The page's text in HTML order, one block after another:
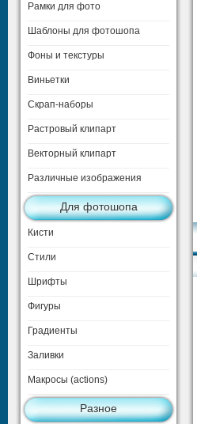
Рамки для фото
Шаблоны для фотошопа
Фоны и текстуры
Виньетки
Скрап-наборы
Растровый клипарт
Векторный клипарт
Различные изображения
Для фотошопа
Кисти
Стили
Шрифты
Фигуры
Градиенты
Заливки
Макросы (actions)
Разное